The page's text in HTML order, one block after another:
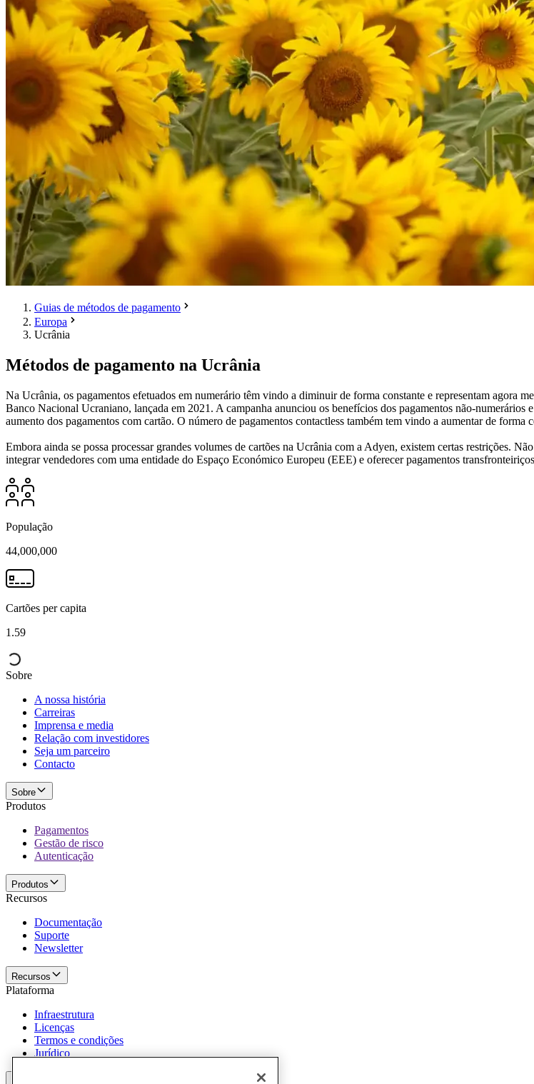
Guias de métodos de pagamento
Europa
Ucrânia
Métodos de pagamento na Ucrânia
Na Ucrânia, os pagamentos efetuados em numerário têm vindo a diminuir de forma constante e representam agora
Banco Nacional Ucraniano, lançada em 2021. A campanha anunciou os benefícios dos pagamentos não-
aumento dos pagamentos com cartão. O número de pagamentos contactless também tem vindo a aumentar de forma
Embora ainda se possa processar grandes volumes de cartões na Ucrânia com a Adyen, existem certas restrições.
integrar vendedores com uma entidade do Espaço Económico Europeu (EEE) e oferecer pagamentos
População
44,000,000
Cartões per capita
1.59
Sobre
A nossa história
Carreiras
Imprensa e media
Relação com investidores
Seja um parceiro
Contacto
Sobre
Produtos
Pagamentos
Gestão de risco
Autenticação
Produtos
Recursos
Documentação
Suporte
Newsletter
Recursos
Plataforma
Infraestrutura
Licenças
Termos e condições
Jurídico